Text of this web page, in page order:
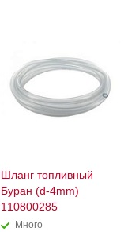
Шланг топливный
Буран (d-4mm)
110800285
Много